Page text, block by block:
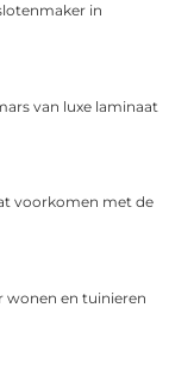
in
van luxe laminaat
voorkomen met de
wonen en tuinieren